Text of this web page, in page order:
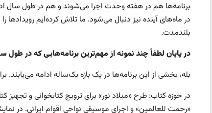
برنامه‌ها هم در هفته وحدت اجرا می‌شوند و هم در طول سال
در ماه‌های آینده نیز دنبال می‌شود. ما تلاش کرده‌ایم رویدادها
بلندمدت.
در پایان لطفاً چند نمونه از مهم‌ترین برنامه‌هایی که در طول
بله، بخشی از این برنامه‌ها در یک بازه یک‌ساله ادامه می‌یابند.
در حوزه کتاب: طرح «میلاد نور» برای ترویج کتابخوانی و تجهیز
«رحمت للعالمین» و اجرای موسیقی نواحی اقوام ایرانی. در